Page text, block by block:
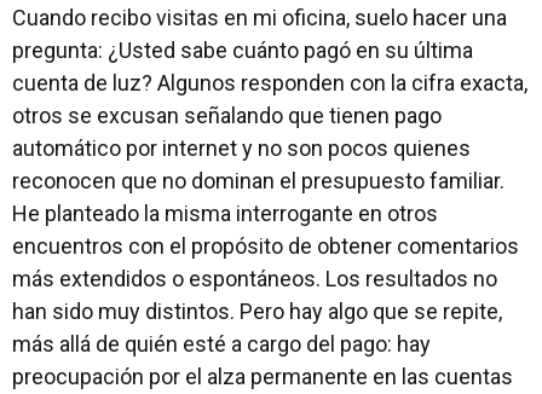
Cuando recibo visitas en mi oficina, suelo hacer una
pregunta: ¿Usted sabe cuánto pagó en su última
cuenta de luz? Algunos responden con la cifra exacta,
otros se excusan señalando que tienen pago
automático por internet y no son pocos quienes
reconocen que no dominan el presupuesto familiar.
He planteado la misma interrogante en otros
encuentros con el propósito de obtener comentarios
más extendidos o espontáneos. Los resultados no
han sido muy distintos. Pero hay algo que se repite,
más allá de quién esté a cargo del pago: hay
preocupación por el alza permanente en las cuentas